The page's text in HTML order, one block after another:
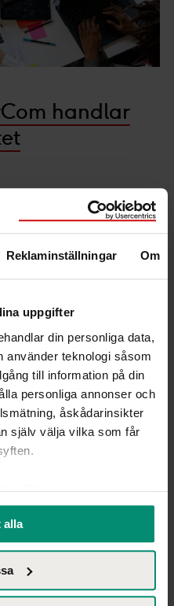
Reklaminställningar Om
uppgifter
din personliga data,
använder teknologi såsom
till information på din
personliga annonser och
åskådarinsikter
själv välja vilka som får
vilja:
på upp till flera meter
att aktivt skanna den
(fingeravtryck)
uppgifter
alla
handlar
följt och stöttat
och